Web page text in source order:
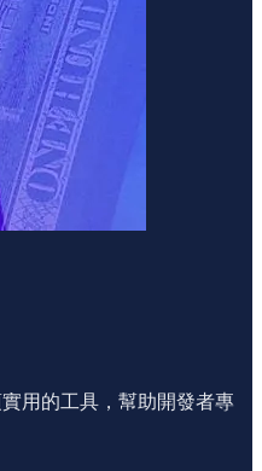
用的工具，幫助開發者專